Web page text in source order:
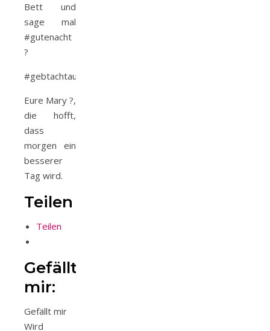
Bett und
sage mal
#gutenacht
?
#gebtachtaufeuch
Eure Mary ?,
die hofft,
dass
morgen ein
besserer
Tag wird.
Teilen
Teilen
Gefällt
mir:
Gefällt mir
Wird